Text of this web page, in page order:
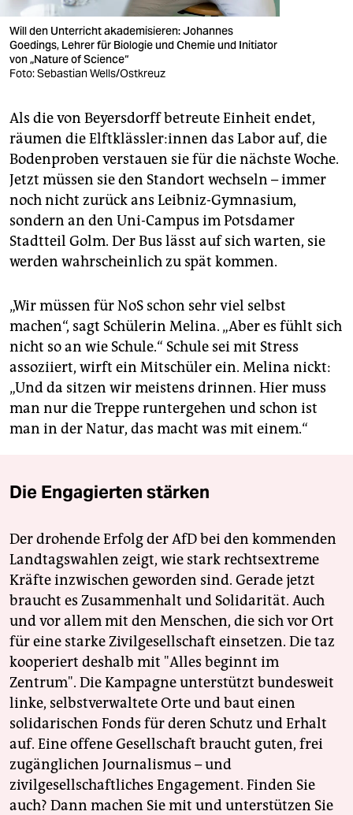
Will den Unterricht akademisieren: Johannes
Goedings, Lehrer für Biologie und Chemie und Initiator
von „Nature of Science“
Foto: Sebastian Wells/Ostkreuz
Als die von Beyersdorff betreute Einheit endet,
räumen die Elft­kläss­le­r:in­nen das Labor auf, die
Bodenproben verstauen sie für die nächste Woche.
Jetzt müssen sie den Standort wechseln – immer
noch nicht zurück ans Leibniz-Gymnasium,
sondern an den Uni-Campus im Potsdamer
Stadtteil Golm. Der Bus lässt auf sich warten, sie
werden wahrscheinlich zu spät kommen.
„Wir müssen für NoS schon sehr viel selbst
machen“, sagt Schülerin Melina. „Aber es fühlt sich
nicht so an wie Schule.“ Schule sei mit Stress
assoziiert, wirft ein Mitschüler ein. Melina nickt:
„Und da sitzen wir meistens drinnen. Hier muss
man nur die Treppe runtergehen und schon ist
man in der Natur, das macht was mit einem.“
Die Engagierten stärken
Der drohende Erfolg der AfD bei den kommenden
Landtagswahlen zeigt, wie stark rechtsextreme
Kräfte inzwischen geworden sind. Gerade jetzt
braucht es Zusammenhalt und Solidarität. Auch
und vor allem mit den Menschen, die sich vor Ort
für eine starke Zivilgesellschaft einsetzen. Die taz
kooperiert deshalb mit "Alles beginnt im
Zentrum". Die Kampagne unterstützt bundesweit
linke, selbstverwaltete Orte und baut einen
solidarischen Fonds für deren Schutz und Erhalt
auf. Eine offene Gesellschaft braucht guten, frei
zugänglichen Journalismus – und
zivilgesellschaftliches Engagement. Finden Sie
auch? Dann machen Sie mit und unterstützen Sie